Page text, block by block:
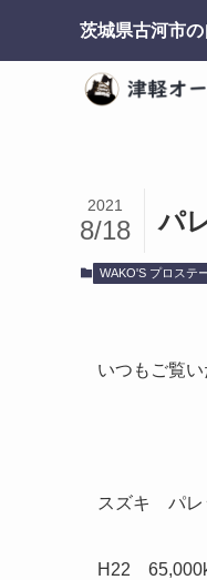
茨城県古河市
パ
2021
8/18
WAKO'S プロステ
いつもご覧
スズキ パ
H22